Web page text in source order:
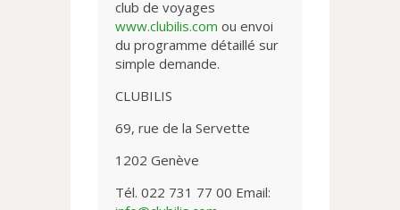
club de voyages
www.clubilis.com ou envoi
du programme détaillé sur
simple demande.
CLUBILIS
69, rue de la Servette
1202 Genève
Tél. 022 731 77 00 Email: